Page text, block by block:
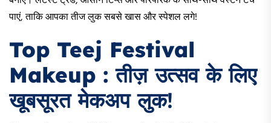
पाएं, ताकि आपका तीज लुक सबसे खास और स्पेशल लगे!
Top Teej Festival
Makeup : तीज़ उत्सव के लिए
खूबसूरत मेकअप लुक!